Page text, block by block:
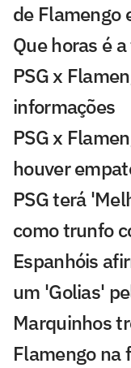
de Flamengo
Que horas é
PSG x
informações
PSG x
houver
PSG terá
como trunfo
Espanhóis
um 'Golias'
Marquinhos
Flamengo na